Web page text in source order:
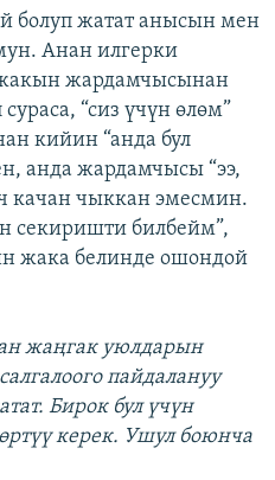
болуп жатат анысын мен
Анан илгерки
жардамчысынан
“сиз үчүн өлөм”
кийин “анда бул
анда жардамчысы “ээ,
качан чыккан эмесмин.
секиришти билбейм”,
жака белинде ошондой
жаңгак уюлдарын
пайдалануу
Бирок бул үчүн
керек. Ушул боюнча